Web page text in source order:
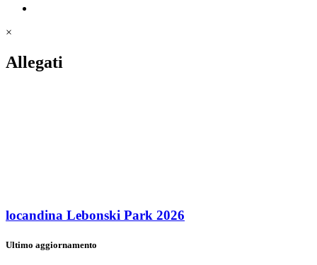
×
Allegati
locandina Lebonski Park 2026
Ultimo aggiornamento